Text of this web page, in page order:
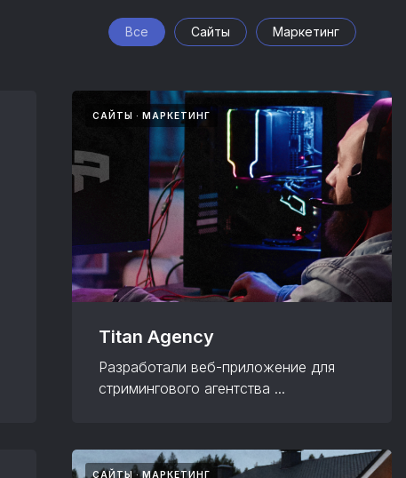
Все Сайты Маркетинг
САЙТЫ МАРКЕТИНГ
Titan Agency
Разработали веб-приложение для
стримингового агентства ...
САЙТЫ МАРКЕТИНГ